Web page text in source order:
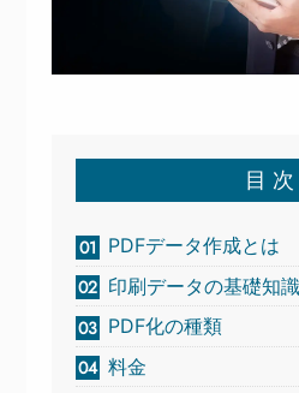
目 次
PDFデータ作成とは
印刷データの基礎知識
PDF化の種類
料金